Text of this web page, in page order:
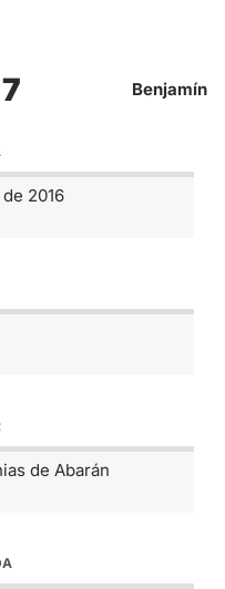
Benjamín
2016
de Abarán